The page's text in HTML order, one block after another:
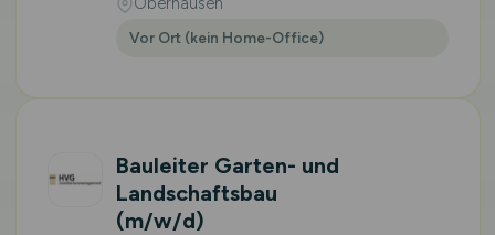
Vor Ort (kein Home-Office)
Bauleiter Garten- und
Landschaftsbau
(m/w/d)